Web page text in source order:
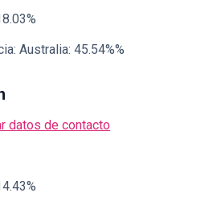
Australia: 45.54%%
datos de contacto